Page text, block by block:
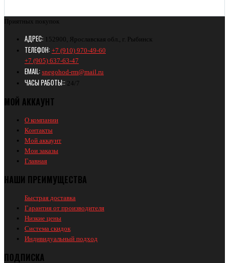
Приятных покупок
АДРЕС: 152900, Ярославская обл., г. Рыбинск
ТЕЛЕФОН: +7 (910) 970-49-60
+7 (905) 637-63-47
EMAIL: snegohod-rm@mail.ru
ЧАСЫ РАБОТЫ:: 24/7
МОЙ АККАУНТ
О компании
Контакты
Мой аккаунт
Мои заказы
Главная
НАШИ ПРЕИМУЩЕСТВА
Быстрая доставка
Гарантия от производителя
Низкие цены
Система скидок
Индивидуальный подход
ПОДПИСКА